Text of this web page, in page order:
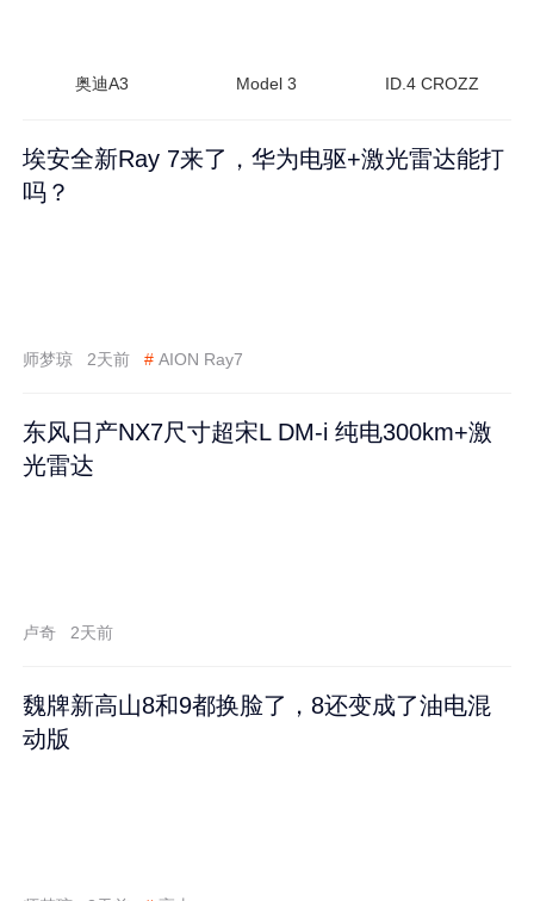
奥迪A3 Model 3 ID.4 CROZZ
埃安全新Ray 7来了，华为电驱+激光雷达能打
吗？
师梦琼 2天前 # AION Ray7
东风日产NX7尺寸超宋L DM-i 纯电300km+激
光雷达
卢奇 2天前
魏牌新高山8和9都换脸了，8还变成了油电混
动版